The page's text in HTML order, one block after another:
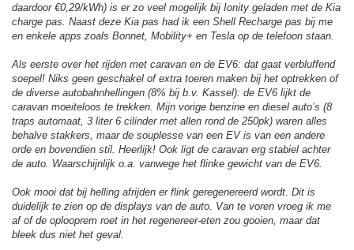
daardoor €0,29/kWh) is er zo veel mogelijk bij Ionity geladen met de Kia
charge pas. Naast deze Kia pas had ik een Shell Recharge pas bij me
en enkele apps zoals Bonnet, Mobility+ en Tesla op de telefoon staan.
Als eerste over het rijden met caravan en de EV6: dat gaat verbluffend
soepel! Niks geen geschakel of extra toeren maken bij het optrekken of
de diverse autobahnhellingen (8% bij b.v. Kassel): de EV6 lijkt de
caravan moeiteloos te trekken. Mijn vorige benzine en diesel auto’s (8
traps automaat, 3 liter 6 cilinder met allen rond de 250pk) waren alles
behalve stakkers, maar de souplesse van een EV is van een andere
orde en bovendien stil. Heerlijk! Ook ligt de caravan erg stabiel achter
de auto. Waarschijnlijk o.a. vanwege het flinke gewicht van de EV6.
Ook mooi dat bij helling afrijden er flink geregenereerd wordt. Dit is
duidelijk te zien op de displays van de auto. Van te voren vroeg ik me
af of de oplooprem roet in het regenereer-eten zou gooien, maar dat
bleek dus niet het geval.